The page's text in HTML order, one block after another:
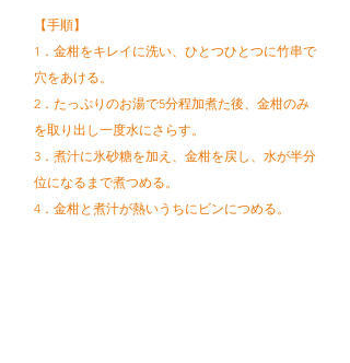
【手順】
1．金柑をキレイに洗い、ひとつひとつに竹串で
穴をあける。
2．たっぷりのお湯で5分程加煮た後、金柑のみ
を取り出し一度水にさらす。
3．煮汁に氷砂糖を加え、金柑を戻し、水が半分
位になるまで煮つめる。
4．金柑と煮汁が熱いうちにビンにつめる。